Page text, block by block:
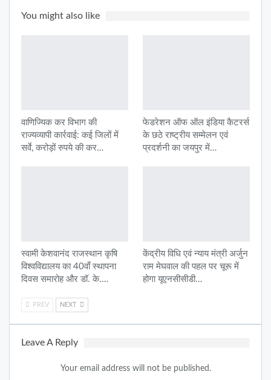
You might also like
वाणिज्यिक कर विभाग की
राज्यव्यापी कार्रवाई: कई जिलों में
सर्वे, करोड़ों रुपये की कर…
फेडरेशन ऑफ ऑल इंडिया कैटरर्स
के छठे राष्ट्रीय सम्मेलन एवं
प्रदर्शनी का जयपुर में…
स्वामी केशवानंद राजस्थान कृषि
विश्वविद्यालय का 40वाँ स्थापना
दिवस समारोह और डॉ. के.…
केंद्रीय विधि एवं न्याय मंत्री अर्जुन
राम मेघवाल की पहल पर चूरू में
होगा यूएनसीसीडी…
PREV NEXT
Leave A Reply
Your email address will not be published.